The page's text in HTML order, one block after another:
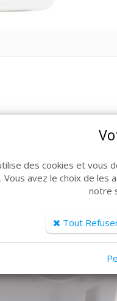
de produits,
des cookies et vous
Vous avez le choix de les
notre
Tout